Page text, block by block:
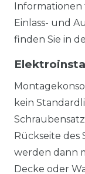
Einlass- und
finden Sie in
kein
Rückseite des
werden dann
Decke oder